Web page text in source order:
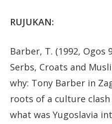
RUJUKAN:
Barber, T. (1992, Ogos
Serbs, Croats and
why: Tony Barber in
roots of a culture
what was Yugoslavia